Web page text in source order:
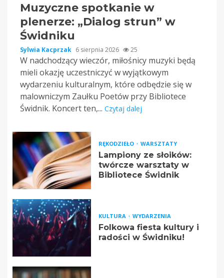
Muzyczne spotkanie w
plenerze: „Dialog strun” w
Świdniku
Sylwia Kacprzak 6 sierpnia 2026 25
W nadchodzący wieczór, miłośnicy muzyki będą
mieli okazję uczestniczyć w wyjątkowym
wydarzeniu kulturalnym, które odbędzie się w
malowniczym Zaułku Poetów przy Bibliotece
Świdnik. Koncert ten,... Czytaj dalej
RĘKODZIEŁO WARSZTATY
Lampiony ze słoików:
twórcze warsztaty w
Bibliotece Świdnik
KULTURA WYDARZENIA
Folkowa fiesta kultury i
radości w Świdniku!